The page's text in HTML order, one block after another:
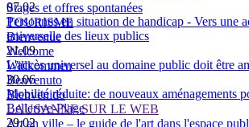
07.02
Personnes en situation de handicap - Vers une
universelle des lieux publics
21.09
L'accès universel au domaine public doit être
30.06
Mobilité réduite: de nouveaux aménagements
Bellerive-Plage
29.02
Stages et offres spontanées
TOURISME
Bienvenue
Welcome
Willkommen
Benvenuto
Bienvenido
LAUSANNE SUR LE WEB
Art en ville – le guide de l'art dans l'espace